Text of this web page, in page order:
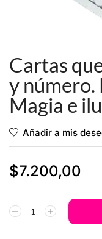
Cartas
y número.
Magia e
Añadir a mis
$7.200,00